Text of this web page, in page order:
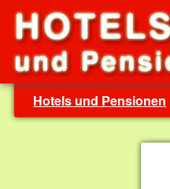
Hotels und Pensionen